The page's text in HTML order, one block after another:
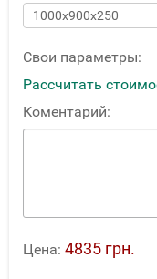
Свои параметры:
Рассчитать
Коментарий:
Цена: 4835 грн.